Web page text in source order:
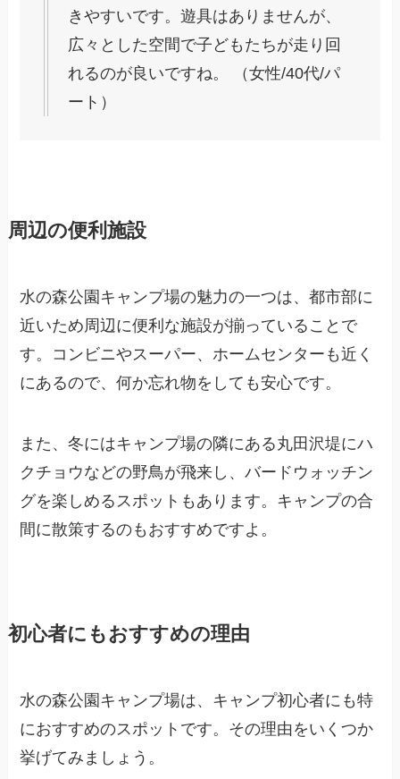
きやすいです。遊具はありませんが、
広々とした空間で子どもたちが走り回
れるのが良いですね。 （女性/40代/パ
ート）
周辺の便利施設
水の森公園キャンプ場の魅力の一つは、都市部に
近いため周辺に便利な施設が揃っていることで
す。コンビニやスーパー、ホームセンターも近く
にあるので、何か忘れ物をしても安心です。
また、冬にはキャンプ場の隣にある丸田沢堤にハ
クチョウなどの野鳥が飛来し、バードウォッチン
グを楽しめるスポットもあります。キャンプの合
間に散策するのもおすすめですよ。
初心者にもおすすめの理由
水の森公園キャンプ場は、キャンプ初心者にも特
におすすめのスポットです。その理由をいくつか
挙げてみましょう。